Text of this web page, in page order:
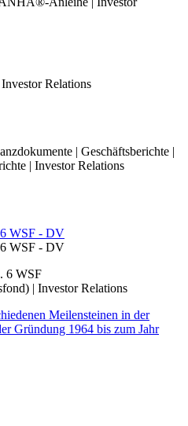
Relations
| Geschäftsberichte |
| Investor Relations
WSF - DV
WSF - DV
6 WSF
| Investor Relations